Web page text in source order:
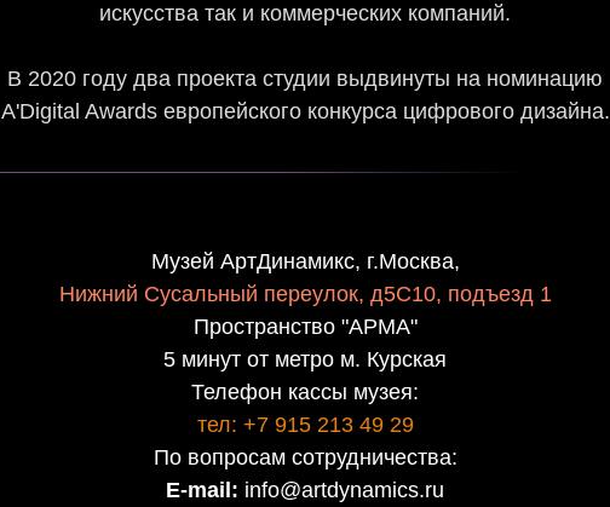
искусства так и коммерческих компаний.
В 2020 году два проекта студии выдвинуты на номинацию
A'Digital Awards европейского конкурса цифрового дизайна.
Музей АртДинамикс, г.Москва,
Нижний Сусальный переулок, д5С10, подъезд 1
Пространство "АРМА"
5 минут от метро м. Курская
Телефон кассы музея:
тел: +7 915 213 49 29
По вопросам сотрудничества:
E-mail: info@artdynamics.ru